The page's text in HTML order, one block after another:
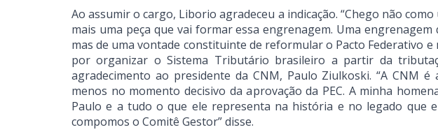
Ao assumir o cargo, Liborio agradeceu a indicação. “Chego não
mais uma peça que vai formar essa engrenagem. Uma
mas de uma vontade constituinte de reformular o Pacto Federativo
por organizar o Sistema Tributário brasileiro a partir da
agradecimento ao presidente da CNM, Paulo Ziulkoski. “A CNM
menos no momento decisivo da aprovação da PEC. A minha
Paulo e a tudo o que ele representa na história e no legado que
compomos o Comitê Gestor” disse.